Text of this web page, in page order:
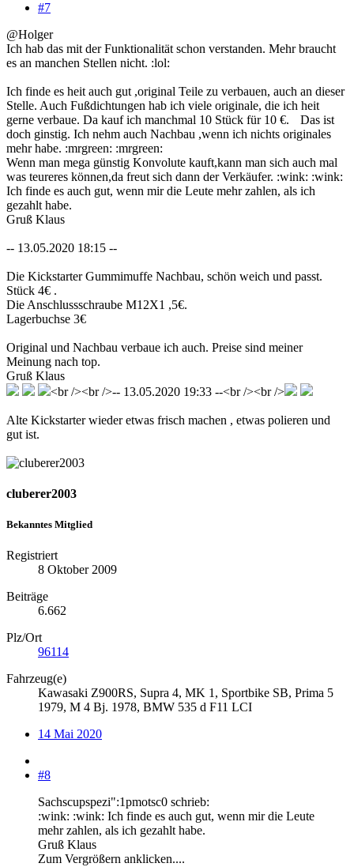
#7
@Holger
Ich hab das mit der Funktionalität schon verstanden. Mehr braucht
es an manchen Stellen nicht. :lol:
Ich finde es heit auch gut ,original Teile zu verbauen, auch an dieser
Stelle. Auch Fußdichtungen hab ich viele originale, die ich heit
gerne verbaue. Da kauf ich manchmal 10 Stück für 10 €.
Das ist
doch ginstig. Ich nehm auch Nachbau ,wenn ich nichts originales
mehr habe. :mrgreen: :mrgreen:
Wenn man mega günstig Konvolute kauft,kann man sich auch mal
was teureres können,da freut sich dann der Verkäufer. :wink: :wink:
Ich finde es auch gut, wenn mir die Leute mehr zahlen, als ich
gezahlt habe.
Gruß Klaus
-- 13.05.2020 18:15 --
Die Kickstarter Gummimuffe Nachbau, schön weich und passt.
Stück 4€ .
Die Anschlussschraube M12X1 ,5€.
Lagerbuchse 3€
Original und Nachbau verbaue ich auch. Preise sind meiner
Meinung nach top.
Gruß Klaus
<br /><br />-- 13.05.2020 19:33 --<br /><br />
Alte Kickstarter wieder etwas frisch machen , etwas polieren und
gut ist.
cluberer2003
Bekanntes Mitglied
Registriert
8 Oktober 2009
Beiträge
6.662
Plz/Ort
96114
Fahrzeug(e)
Kawasaki Z900RS, Supra 4, MK 1, Sportbike SB, Prima 5
1979, M 4 Bj. 1978, BMW 535 d F11 LCI
14 Mai 2020
#8
Sachscupspezi":1pmotsc0 schrieb:
:wink: :wink: Ich finde es auch gut, wenn mir die Leute
mehr zahlen, als ich gezahlt habe.
Gruß Klaus
Zum Vergrößern anklicken....